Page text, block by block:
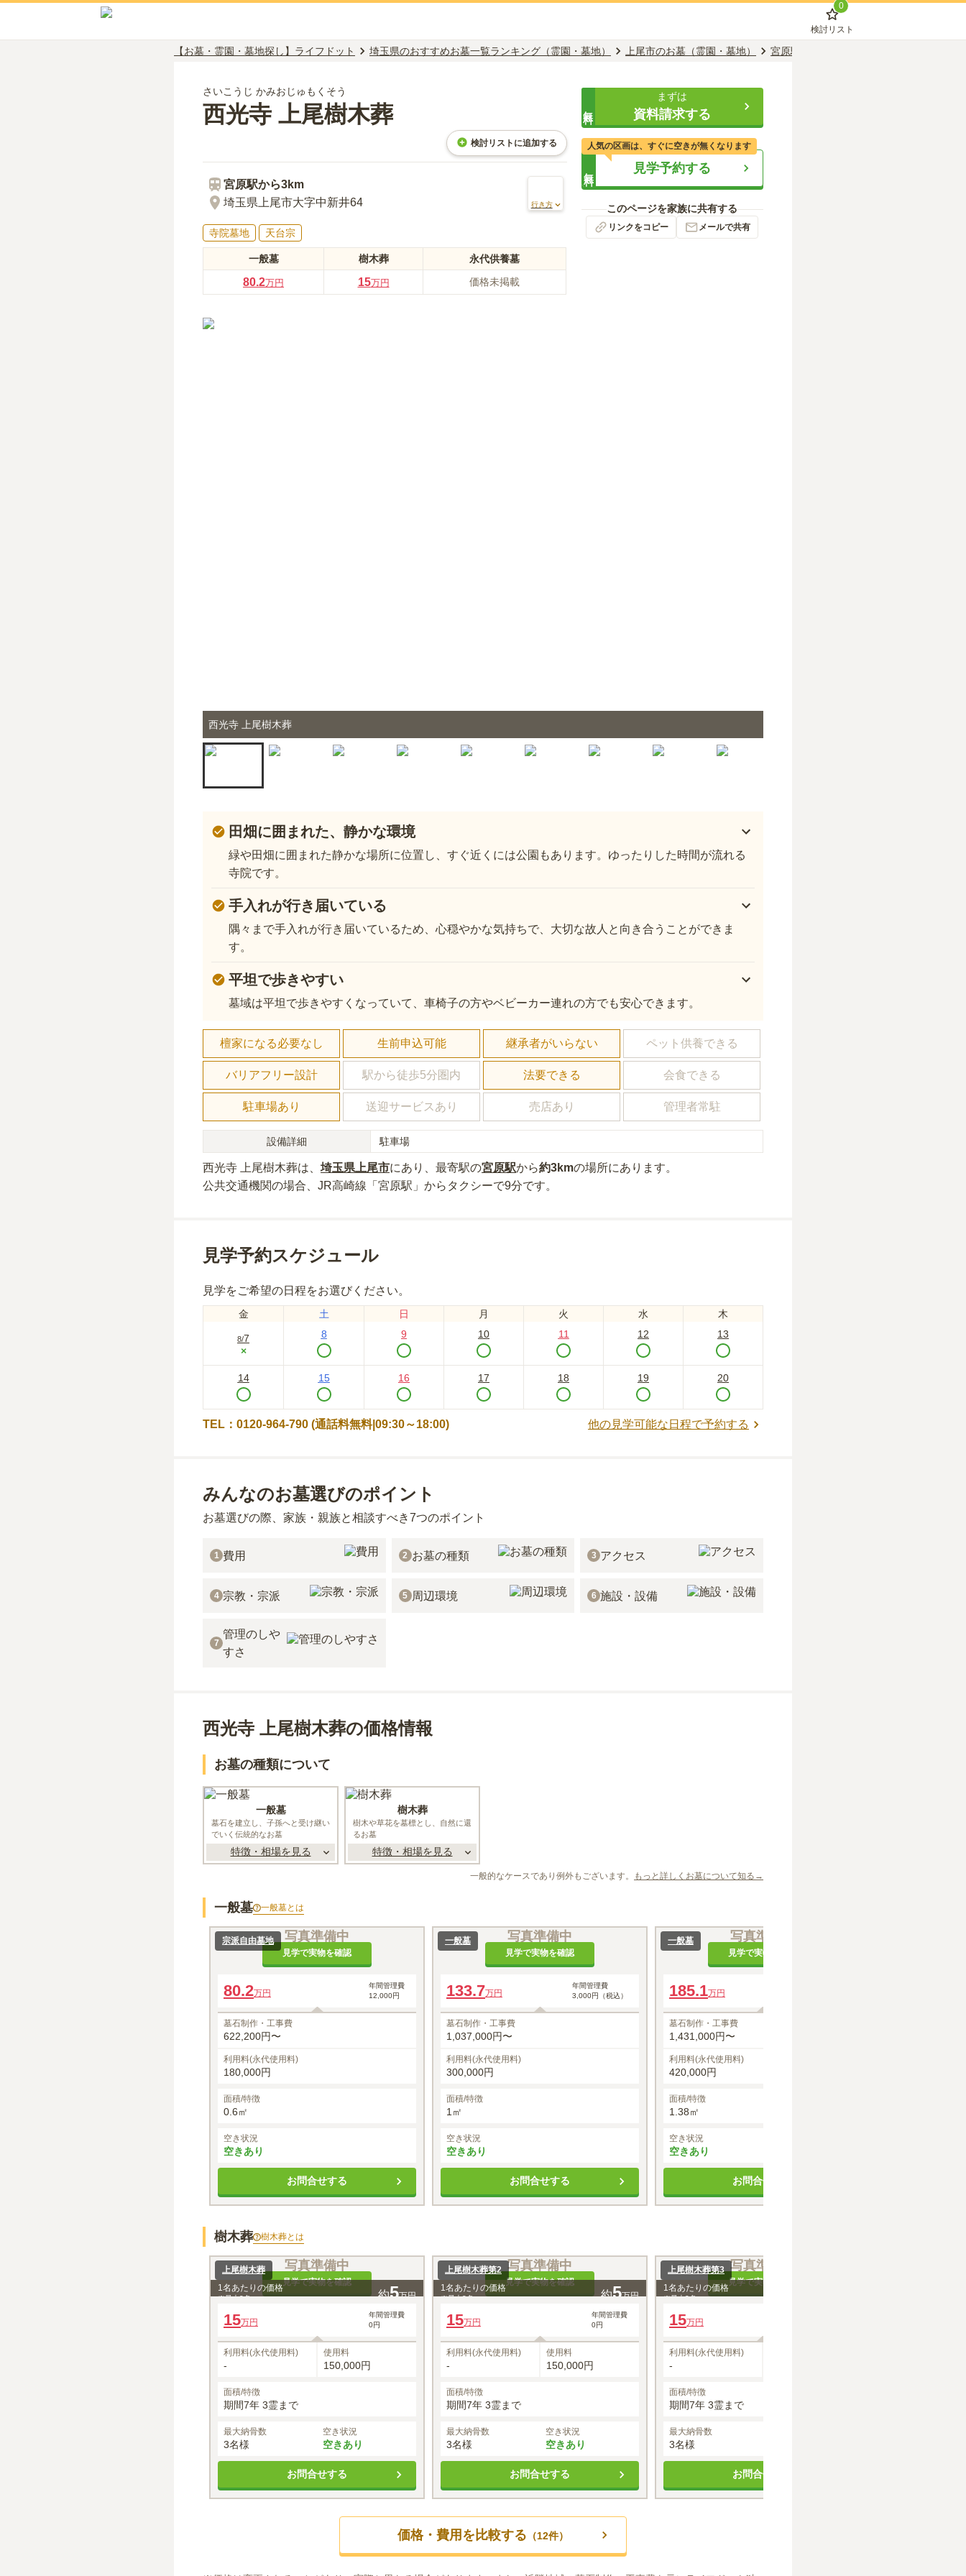
0
検討リスト
【お墓・霊園・墓地探し】ライフドット 埼玉県のおすすめお墓一覧ランキング（霊園・墓地） 上尾市のお墓（霊園・墓地） 宮原駅のお墓（霊園・墓地）
さいこうじ かみおじゅもくそう
西光寺 上尾樹木葬
検討リストに追加する
宮原駅から3km
埼玉県上尾市大字中新井64
行き方
寺院墓地 天台宗
一般墓 樹木葬 永代供養墓
80.2万円 15万円 価格未掲載
まずは
資料請求する
見学予約する
人気の区画は、すぐに空きが無くなります
このページを家族に共有する
リンクをコピー メールで共有
西光寺 上尾樹木葬
田畑に囲まれた、静かな環境
緑や田畑に囲まれた静かな場所に位置し、すぐ近くには公園もあります。ゆったりした時間が流れる
寺院です。
手入れが行き届いている
隅々まで手入れが行き届いているため、心穏やかな気持ちで、大切な故人と向き合うことができま
す。
平坦で歩きやすい
墓域は平坦で歩きやすくなっていて、車椅子の方やベビーカー連れの方でも安心できます。
檀家になる必要なし 生前申込可能 継承者がいらない ペット供養できる
バリアフリー設計 駅から徒歩5分圏内 法要できる 会食できる
駐車場あり 送迎サービスあり 売店あり 管理者常駐
設備詳細 駐車場
西光寺 上尾樹木葬は、 埼玉県 上尾市にあり 、最寄駅の宮原駅から約3kmの場所にあり ます。
公共交通機関の場合 、JR高崎線「宮原駅」からタクシーで9分です。
見学予約スケジュール
見学をご希望の日程をお選びください。
金 土 日 月 火 水 木
8/7
×
8 9 10 11 12 13
14 15 16 17 18 19 20
TEL：0120-964-790 (通話料無料|09:30～18:00) 他の見学可能な日程で予約する
みんなのお墓選びのポイント
お墓選びの際、家族・親族と相談すべき7つのポイント
1 費用 2 お墓の種類 3 アクセス
4 宗教・宗派 5 周辺環境 6 施設・設備
7
管理のしや
すさ
西光寺 上尾樹木葬の価格情報
お墓の種類について
一般墓
墓石を建立し、子孫へと受け継い
でいく伝統的なお墓
特徴・相場を見る
樹木葬
樹木や草花を墓標とし、自然に還
るお墓
特徴・相場を見る
一般的なケースであり例外もございます。 もっと詳しくお墓について知る→
一般墓 一般墓とは
写真準備中
見学で実物を確認
宗派自由墓地
80.2万円
年間管理費
12,000円
墓石制作・工事費
622,200円〜
利用料(永代使用料)
180,000円
面積/特徴
0.6㎡
空き状況
空きあり
お問合せする
写真準備中
見学で実物を確認
一般墓
133.7万円
年間管理費
3,000円（税込）
墓石制作・工事費
1,037,000円〜
利用料(永代使用料)
300,000円
面積/特徴
1㎡
空き状況
空きあり
お問合せする
写真準備中
見学で実物を確認
一般墓
185.1万円
墓石制作・工事費
1,431,000円〜
利用料(永代使用料)
420,000円
面積/特徴
1.38㎡
空き状況
空きあり
お問合せする
樹木葬 樹木葬とは
写真準備中
見学で実物を確認
上尾樹木葬
1名あたりの価格
※最大3名 約5万円
15万円
年間管理費
0円
利用料(永代使用料)
-
使用料
150,000円
面積/特徴
期間7年 3霊まで
最大納骨数
3名様
空き状況
空きあり
お問合せする
写真準備中
見学で実物を確認
上尾樹木葬第2
1名あたりの価格
※最大3名 約5万円
15万円
年間管理費
0円
利用料(永代使用料)
-
使用料
150,000円
面積/特徴
期間7年 3霊まで
最大納骨数
3名様
空き状況
空きあり
お問合せする
写真準備中
見学で実物を確認
上尾樹木葬第3
1名あたりの価格
※最大3名
15万円
利用料(永代使用料)
-
面積/特徴
期間7年 3霊まで
最大納骨数
3名様
お問合せする
価格・費用を比較する （12件）